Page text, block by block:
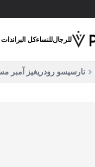
للرجالللنساءكل البراندات
نارسيسو رودريغيز آمبر مسك أو دو